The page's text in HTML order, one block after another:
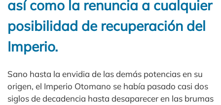
así como la renuncia a cualquier
posibilidad de recuperación del
Imperio.
Sano hasta la envidia de las demás potencias en su
origen, el Imperio Otomano se había pasado casi dos
siglos de decadencia hasta desaparecer en las brumas